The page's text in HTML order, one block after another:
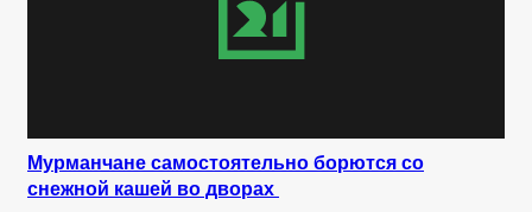
Мурманчане самостоятельно борются со
снежной кашей во дворах